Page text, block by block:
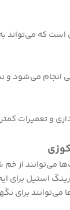
است که می‌تواند
انجام می‌شود و
و تعمیرات
می‌توانند از
استیل
برای